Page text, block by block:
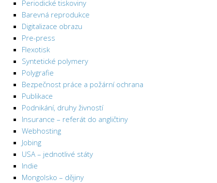
Periodické tiskoviny
Barevná reprodukce
Digitalizace obrazu
Pre-press
Flexotisk
Syntetické polymery
Polygrafie
Bezpečnost práce a požární ochrana
Publikace
Podnikání, druhy živností
Insurance – referát do angličtiny
Webhosting
Jobing
USA – jednotlivé státy
Indie
Mongolsko – dějiny